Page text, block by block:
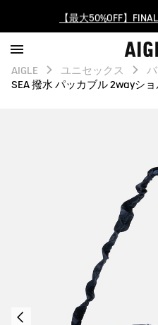
【最大50%OFF】
ログイン/会員登録
AIGLE CLUB ポイントサ
ログイン/会員登録
AIGLE CLUB ポイント
AIGLE ユニセックス
SEA 撥水 パッカブル 2wayシ